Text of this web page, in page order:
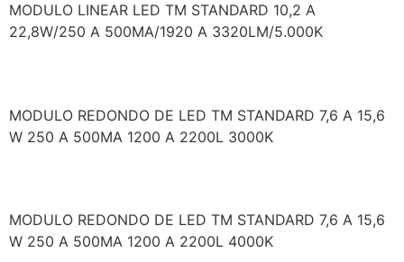
MODULO LINEAR LED TM STANDARD 10,2 A
22,8W/250 A 500MA/1920 A 3320LM/5.000K
MODULO REDONDO DE LED TM STANDARD 7,6 A 15,6
W 250 A 500MA 1200 A 2200L 3000K
MODULO REDONDO DE LED TM STANDARD 7,6 A 15,6
W 250 A 500MA 1200 A 2200L 4000K